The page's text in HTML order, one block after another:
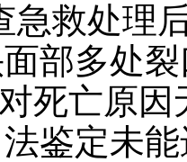
急救处理
部多处
死亡原
鉴定未